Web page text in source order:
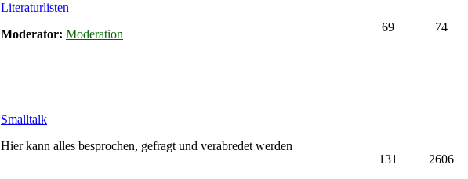
Literaturlisten
Moderator: Moderation
69 74
Smalltalk
Hier kann alles besprochen, gefragt und verabredet werden
131 2606